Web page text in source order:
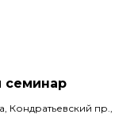
семинар
Кондратьевский пр.,